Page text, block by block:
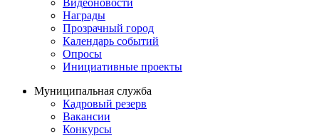
Награды
Прозрачный город
Календарь событий
Опросы
Инициативные проекты
Муниципальная служба
Кадровый резерв
Вакансии
Конкурсы